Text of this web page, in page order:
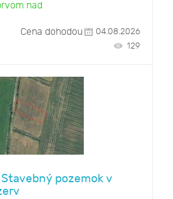
nad
Cena dohodou
04.08.2026
129
pozemok v